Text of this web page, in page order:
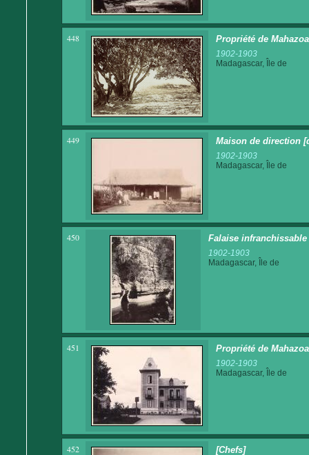
448 Propriété de
1902-1903
Madagascar, Île de
449 Maison de direction
1902-1903
Madagascar, Île de
450 Falaise
1902-1903
Madagascar, Île de
451 Propriété de
1902-1903
Madagascar, Île de
452 [Chefs]